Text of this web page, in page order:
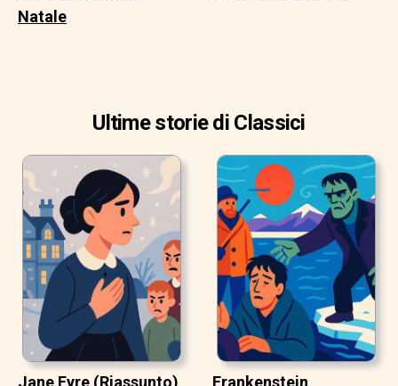
Natale
Ultime storie di Classici
Jane Eyre (Riassunto) Frankenstein